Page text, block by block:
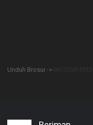
Unduh Brosur ->